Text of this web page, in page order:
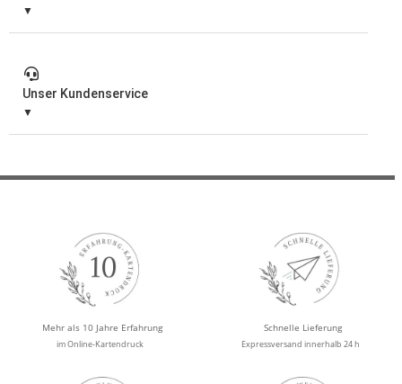
Unser Kundenservice
Mehr als 10 Jahre Erfahrung
im Online-Kartendruck
Schnelle Lieferung
Expressversand innerhalb 24 h